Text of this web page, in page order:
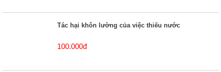
Tác hại khôn lường của việc thiếu nước
100.000đ